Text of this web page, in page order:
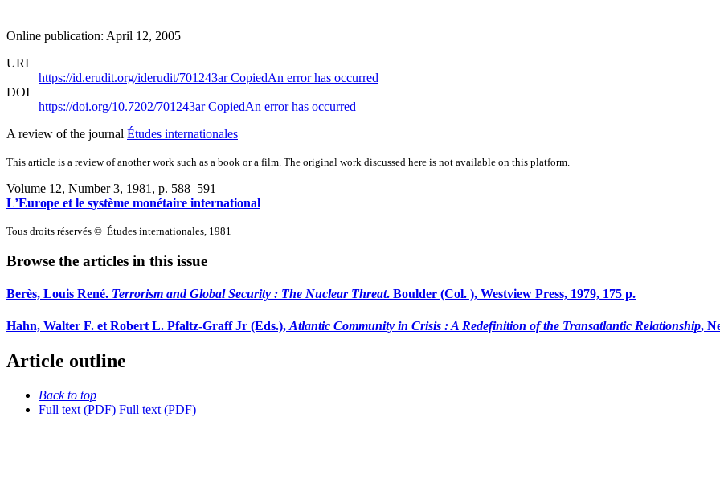
Online publication: April 12, 2005
URI
https://id.erudit.org/iderudit/701243arCopiedAn error has occurred
DOI
https://doi.org/10.7202/701243arCopiedAn error has occurred
A review of the journal Études internationales
This article is a review of another work such as a book or a film. The original work discussed here is not available on this platform.
Volume 12, Number 3, 1981 , p. 588–591
L’Europe et le système monétaire international
Tous droits réservés © Études internationales, 1981
Browse the articles in this issue
Berès, Louis René. Terrorism and Global Security : The Nuclear Threat. Boulder (Col. ), Westview Press, 1979, 175 p.
Hahn, Walter F. et Robert L. Pfaltz-Graff Jr (Eds.), Atlantic Community in Crisis : A Redefinition of the Transatlantic Relationship,
Article outline
Back to top
Full text (PDF) Full text (PDF)